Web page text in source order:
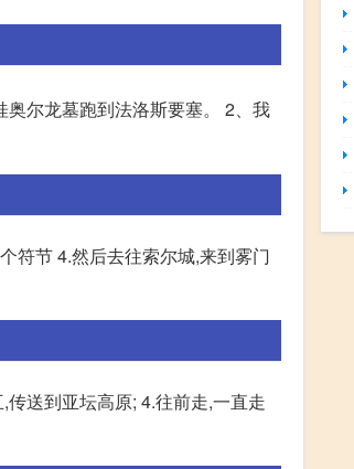
尔龙墓跑到法洛斯要塞。 2、我
符节 4.然后去往索尔城,来到雾门
送到亚坛高原; 4.往前走,一直走